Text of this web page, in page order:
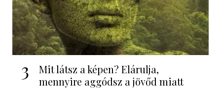
3
Mit látsz a képen? Elárulja,
mennyire aggódsz a jövőd miatt